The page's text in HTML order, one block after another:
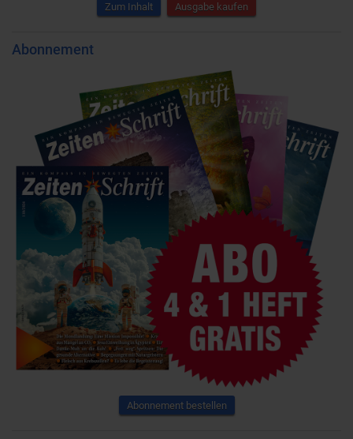
Zum Inhalt Ausgabe kaufen
Abonnement
Abonnement bestellen